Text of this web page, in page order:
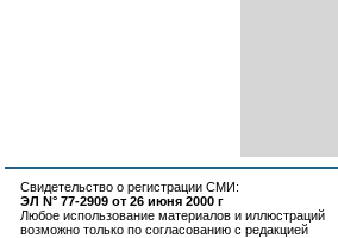
Свидетельство о регистрации СМИ:
ЭЛ N° 77-2909 от 26 июня 2000 г
Любое использование материалов и иллюстраций
возможно только по согласованию с редакцией